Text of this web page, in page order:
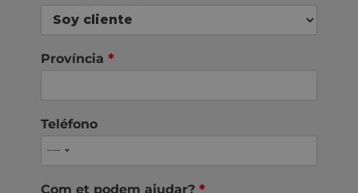
Província *
Teléfono
Com et podem ajudar? *